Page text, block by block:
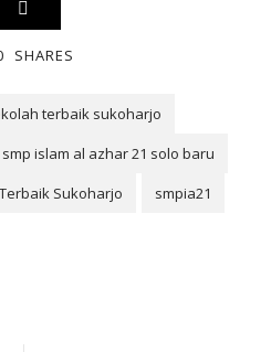
SHARES
terbaik sukoharjo
smp islam al azhar 21 solo baru
Sukoharjo
smpia21